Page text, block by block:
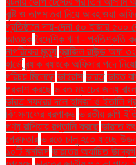
বৃষ্টি ও তাপমাত্রা নিয়ে আবহাওয়া
প্রতিষ্ঠানে দায়-দেনা ৫০ হাজার ৫০০
আতঙ্ক বৈদেশিক ঋণ - প্রতিশ্রুতি
নাগরিকের মৃত্যু ব্রাজিল রাউন্ড অফ
হার্ভে ব্র্যাক ব্যাংকে অফিসার পদে
পরিচয় মিলেছে ভাইরাস ভারত ভারত
প্রকাশ করছে ভারত ম্যাচের জন্য
ভারত সফরের দলে হামজা ও ইতালি
বিএসএফের ধরপাকড় ভারতীয় রুপি
পণ্য রাশিয়ায় রপ্তানি করছে ভারতে
গ্রেফতার ভারতে চালু হতে যাচ্ছে
১০টি মসজিদ ভারতের অযাচিত উদ্বেগ